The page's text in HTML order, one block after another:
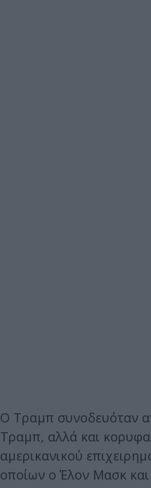
Ο Τραμπ συνοδευόταν
Τραμπ, αλλά και
αμερικανικού
οποίων ο Έλον Μασκ